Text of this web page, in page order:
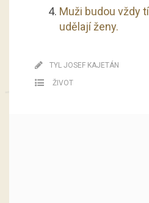
Muži budou vždy
udělají ženy.
TYL JOSEF KAJETÁN
ŽIVOT